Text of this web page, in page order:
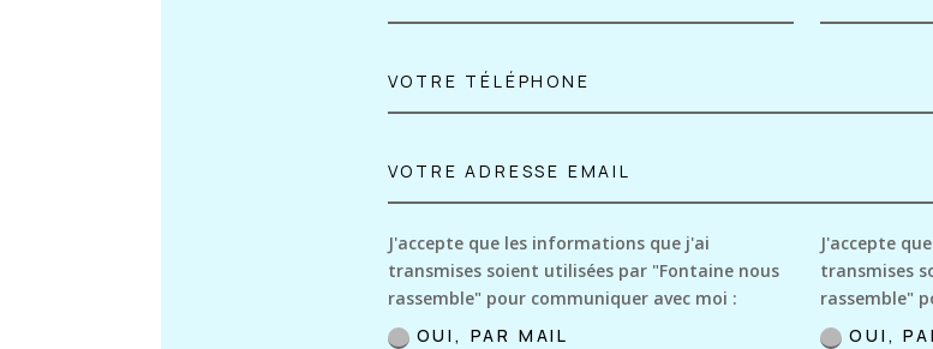
J'accepte que les informations que j'ai
transmises soient utilisées par "Fontaine nous
rassemble" pour communiquer avec moi :
OUI, PAR MAIL
J'accepte
transmises
rassemble"
OUI,